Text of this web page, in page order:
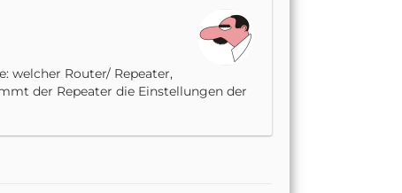
welcher Router/ Repeater,
der Repeater die Einstellungen der